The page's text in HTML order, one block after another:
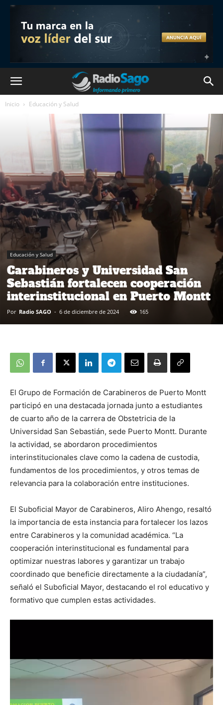
Inicio Educación y Salud
Educación y Salud
Carabineros y Universidad San
Sebastián fortalecen cooperación
interinstitucional en Puerto Montt
Por Radio SAGO - 6 de diciembre de 2024 165
El Grupo de Formación de Carabineros de Puerto Montt
participó en una destacada jornada junto a estudiantes
de cuarto año de la carrera de Obstetricia de la
Universidad San Sebastián, sede Puerto Montt. Durante
la actividad, se abordaron procedimientos
interinstitucionales clave como la cadena de custodia,
fundamentos de los procedimientos, y otros temas de
relevancia para la colaboración entre instituciones.
El Suboficial Mayor de Carabineros, Aliro Ahengo, resaltó
la importancia de esta instancia para fortalecer los lazos
entre Carabineros y la comunidad académica. “La
cooperación interinstitucional es fundamental para
optimizar nuestras labores y garantizar un trabajo
coordinado que beneficie directamente a la ciudadanía”,
señaló el Suboficial Mayor, destacando el rol educativo y
formativo que cumplen estas actividades.